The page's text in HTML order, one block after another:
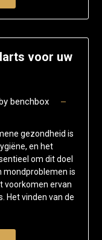
voor uw
benchbox
gezondheid is
en het
om dit doel
mondproblemen is
voorkomen ervan
Het vinden van de